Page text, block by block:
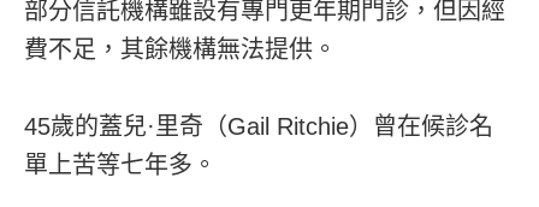
部分信託機構雖設有專門更年期門診，但因經
費不足，其餘機構無法提供。
45歲的蓋兒·里奇（Gail Ritchie）曾在候診名
單上苦等七年多。